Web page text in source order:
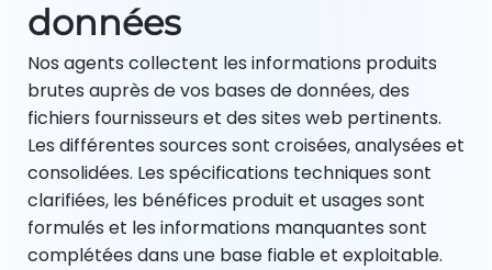
données
Nos agents collectent les informations produits
brutes auprès de vos bases de données, des
fichiers fournisseurs et des sites web pertinents.
Les différentes sources sont croisées, analysées et
consolidées. Les spécifications techniques sont
clarifiées, les bénéfices produit et usages sont
formulés et les informations manquantes sont
complétées dans une base fiable et exploitable.